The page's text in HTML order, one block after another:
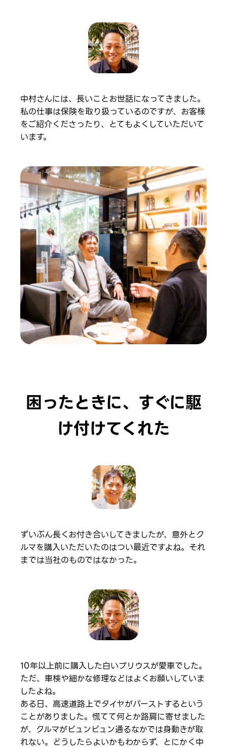
中村さんには、長いことお世話になってきました。
私の仕事は保険を取り扱っているのですが、お客様
をご紹介くださったり、とてもよくしていただいて
います。
困ったときに、すぐに駆
け付けてくれた
ずいぶん長くお付き合いしてきましたが、意外とク
ルマを購入いただいたのはつい最近ですよね。それ
までは当社のものではなかった。
10年以上前に購入した白いプリウスが愛車でした。
ただ、車検や細かな修理などはよくお願いしていま
したよね。
ある日、高速道路上でタイヤがバーストするという
ことがありました。慌てて何とか路肩に寄せました
が、クルマがビュンビュン通るなかでは身動きが取
れない。どうしたらよいかもわからず、とにかく中